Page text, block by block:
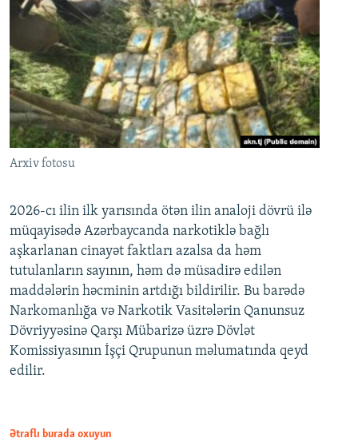
Arxiv fotosu
2026-cı ilin ilk yarısında ötən ilin analoji dövrü ilə
müqayisədə Azərbaycanda narkotiklə bağlı
aşkarlanan cinayət faktları azalsa da həm
tutulanların sayının, həm də müsadirə edilən
maddələrin həcminin artdığı bildirilir. Bu barədə
Narkomanlığa və Narkotik Vasitələrin Qanunsuz
Dövriyyəsinə Qarşı Mübarizə üzrə Dövlət
Komissiyasının İşçi Qrupunun məlumatında qeyd
edilir.
Ətraflı burada oxuyun